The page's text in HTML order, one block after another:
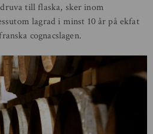
till flaska, sker inom
lagrad i minst 10 år på ekfat
cognacslagen.